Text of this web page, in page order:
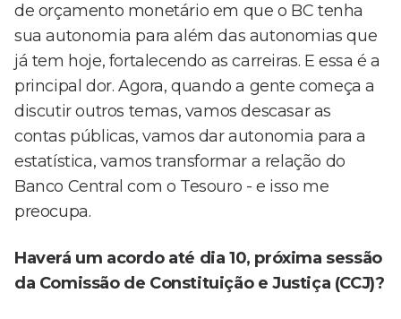
de orçamento monetário em que o BC tenha
sua autonomia para além das autonomias que
já tem hoje, fortalecendo as carreiras. E essa é a
principal dor. Agora, quando a gente começa a
discutir outros temas, vamos descasar as
contas públicas, vamos dar autonomia para a
estatística, vamos transformar a relação do
Banco Central com o Tesouro - e isso me
preocupa.
Haverá um acordo até dia 10, próxima sessão
da Comissão de Constituição e Justiça (CCJ)?